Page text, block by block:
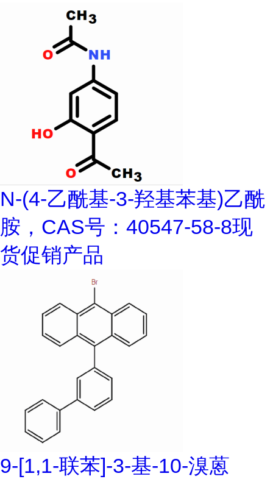
N-(4-乙酰基-3-羟基苯基)乙酰
胺，CAS号：40547-58-8现
货促销产品
9-[1,1-联苯]-3-基-10-溴蒽